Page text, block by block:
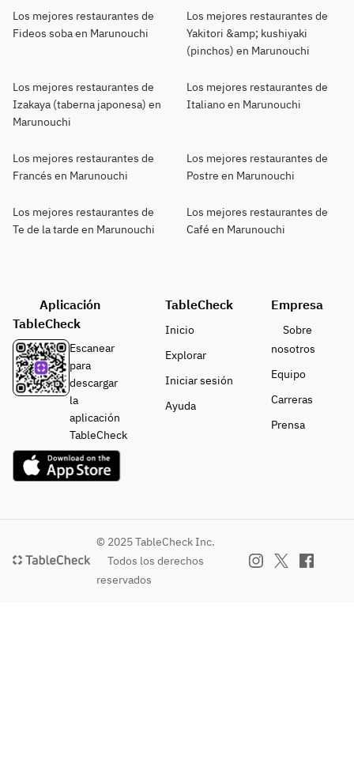
Los mejores restaurantes de
Fideos soba en Marunouchi
Los mejores restaurantes de
Yakitori &amp; kushiyaki
(pinchos) en Marunouchi
Los mejores restaurantes de
Izakaya (taberna japonesa) en
Marunouchi
Los mejores restaurantes de
Italiano en Marunouchi
Los mejores restaurantes de
Francés en Marunouchi
Los mejores restaurantes de
Postre en Marunouchi
Los mejores restaurantes de
Te de la tarde en Marunouchi
Los mejores restaurantes de
Café en Marunouchi
Aplicación
TableCheck
Escanear
para
descargar
la
aplicación
TableCheck
TableCheck
Inicio
Explorar
Iniciar sesión
Ayuda
Empresa
Sobre
nosotros
Equipo
Carreras
Prensa
© 2025 TableCheck Inc.
Todos los derechos
reservados